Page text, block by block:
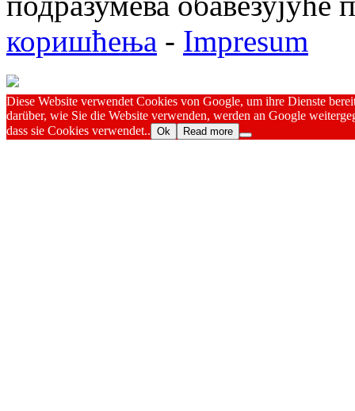
коришћења - Impresum
Diese Website verwendet Cookies von Google, um ihre Dienste
darüber, wie Sie die Website verwenden, werden an Google
dass sie Cookies verwendet.. Ok Read more